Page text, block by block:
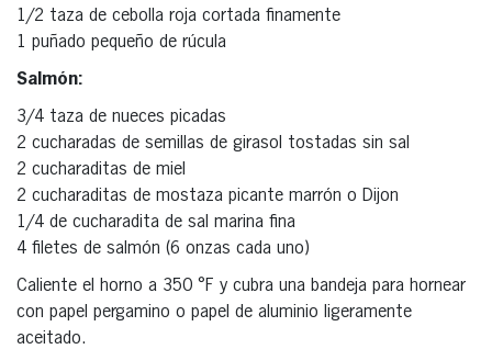
1/2 taza de cebolla roja cortada finamente
1 puñado pequeño de rúcula
Salmón:
3/4 taza de nueces picadas
2 cucharadas de semillas de girasol tostadas sin sal
2 cucharaditas de miel
2 cucharaditas de mostaza picante marrón o Dijon
1/4 de cucharadita de sal marina fina
4 filetes de salmón (6 onzas cada uno)
Caliente el horno a 350 °F y cubra una bandeja para hornear
con papel pergamino o papel de aluminio ligeramente
aceitado.